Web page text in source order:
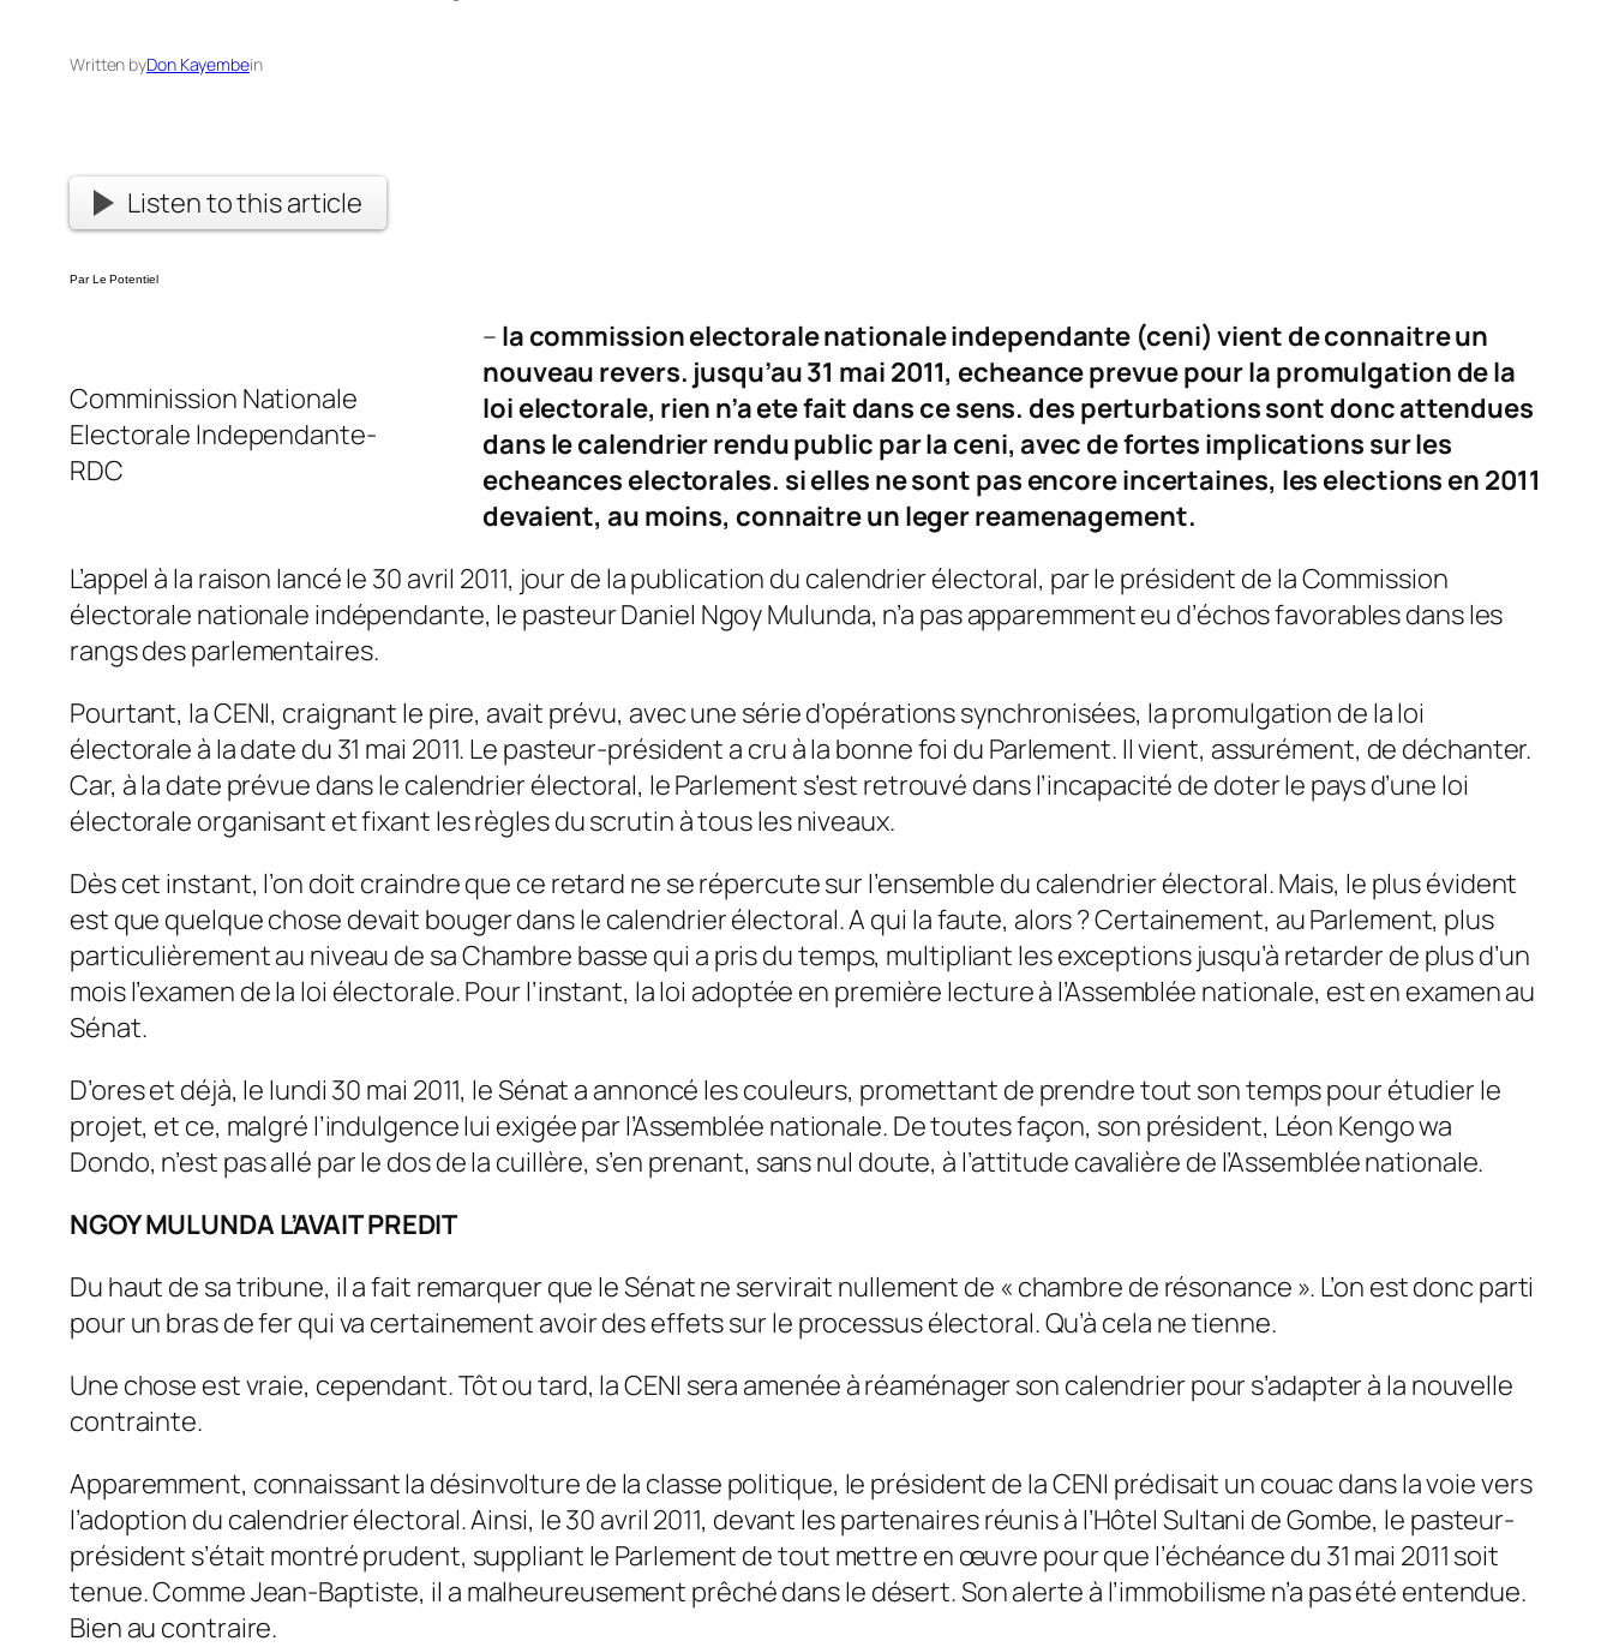
Written byDon Kayembein
Listen to this article
Par Le Potentiel
Comminission Nationale
Electorale Independante-
RDC
– la commission electorale nationale independante (ceni) vient de connaitre un
nouveau revers. jusqu’au 31 mai 2011, echeance prevue pour la promulgation de la
loi electorale, rien n’a ete fait dans ce sens. des perturbations sont donc attendues
dans le calendrier rendu public par la ceni, avec de fortes implications sur les
echeances electorales. si elles ne sont pas encore incertaines, les elections en 2011
devaient, au moins, connaitre un leger reamenagement.
L’appel à la raison lancé le 30 avril 2011, jour de la publication du calendrier électoral, par le président de la Commission
électorale nationale indépendante, le pasteur Daniel Ngoy Mulunda, n’a pas apparemment eu d’échos favorables dans les
rangs des parlementaires.
Pourtant, la CENI, craignant le pire, avait prévu, avec une série d’opérations synchronisées, la promulgation de la loi
électorale à la date du 31 mai 2011. Le pasteur-président a cru à la bonne foi du Parlement. Il vient, assurément, de déchanter.
Car, à la date prévue dans le calendrier électoral, le Parlement s’est retrouvé dans l’incapacité de doter le pays d’une loi
électorale organisant et fixant les règles du scrutin à tous les niveaux.
Dès cet instant, l’on doit craindre que ce retard ne se répercute sur l’ensemble du calendrier électoral. Mais, le plus évident
est que quelque chose devait bouger dans le calendrier électoral. A qui la faute, alors ? Certainement, au Parlement, plus
particulièrement au niveau de sa Chambre basse qui a pris du temps, multipliant les exceptions jusqu’à retarder de plus d’un
mois l’examen de la loi électorale. Pour l’instant, la loi adoptée en première lecture à l’Assemblée nationale, est en examen au
Sénat.
D’ores et déjà, le lundi 30 mai 2011, le Sénat a annoncé les couleurs, promettant de prendre tout son temps pour étudier le
projet, et ce, malgré l’indulgence lui exigée par l’Assemblée nationale. De toutes façon, son président, Léon Kengo wa
Dondo, n’est pas allé par le dos de la cuillère, s’en prenant, sans nul doute, à l’attitude cavalière de l’Assemblée nationale.
NGOY MULUNDA L’AVAIT PREDIT
Du haut de sa tribune, il a fait remarquer que le Sénat ne servirait nullement de « chambre de résonance ». L’on est donc parti
pour un bras de fer qui va certainement avoir des effets sur le processus électoral. Qu’à cela ne tienne.
Une chose est vraie, cependant. Tôt ou tard, la CENI sera amenée à réaménager son calendrier pour s’adapter à la nouvelle
contrainte.
Apparemment, connaissant la désinvolture de la classe politique, le président de la CENI prédisait un couac dans la voie vers
l’adoption du calendrier électoral. Ainsi, le 30 avril 2011, devant les partenaires réunis à l’Hôtel Sultani de Gombe, le pasteur-
président s’était montré prudent, suppliant le Parlement de tout mettre en œuvre pour que l’échéance du 31 mai 2011 soit
tenue. Comme Jean-Baptiste, il a malheureusement prêché dans le désert. Son alerte à l’immobilisme n’a pas été entendue.
Bien au contraire.